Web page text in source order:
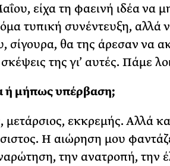
είχα τη φαεινή ιδέα να
τυπική συνέντευξη, αλλά
σίγουρα, θα της άρεσαν να
της γι’ αυτές. Πάμε
ή μήπως υπέρβαση;
μετάρσιος, εκκρεμής. Αλλά
Η αιώρηση μου
την ανατροπή, την